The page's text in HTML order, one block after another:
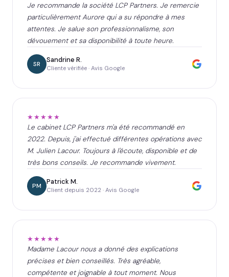
Je recommande la société LCP Partners. Je remercie
particulièrement Aurore qui a su répondre à mes
attentes. Je salue son professionnalisme, son
dévouement et sa disponibilité à toute heure.
SR Sandrine R.
Cliente vérifiée · Avis Google
★★★★★
Le cabinet LCP Partners m'a été recommandé en
2022. Depuis, j'ai effectué différentes opérations avec
M. Julien Lacour. Toujours à l'écoute, disponible et de
très bons conseils. Je recommande vivement.
PM Patrick M.
Client depuis 2022 · Avis Google
★★★★★
Madame Lacour nous a donné des explications
précises et bien conseillés. Très agréable,
compétente et joignable à tout moment. Nous